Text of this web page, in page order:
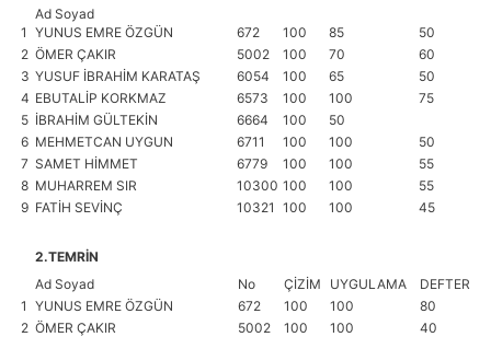
Ad Soyad
1 YUNUS EMRE ÖZGÜN 672 100 85 50
2 ÖMER ÇAKIR 5002 100 70 60
3 YUSUF İBRAHİM KARATAŞ 6054 100 65 50
4 EBUTALİP KORKMAZ 6573 100 100 75
5 İBRAHİM GÜLTEKİN 6664 100 50
6 MEHMETCAN UYGUN 6711 100 100 50
7 SAMET HİMMET 6779 100 100 55
8 MUHARREM SIR 10300 100 100 55
9 FATİH SEVİNÇ 10321 100 100 45
2.TEMRİN
Ad Soyad
No ÇİZİM UYGULAMA DEFTER
1
YUNUS EMRE ÖZGÜN 672 100 100 80
2 ÖMER ÇAKIR 5002 100 100 40